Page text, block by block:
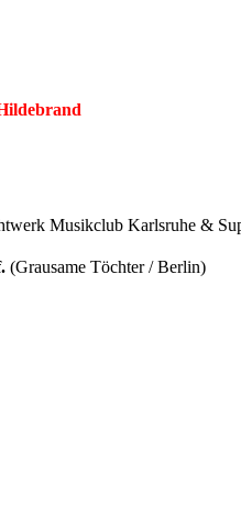
Musikclub Karlsruhe &
(Grausame Töchter / Berlin)